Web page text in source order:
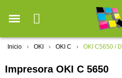
Inicio OKI OKI C OKI C5650 /
Impresora OKI C 5650